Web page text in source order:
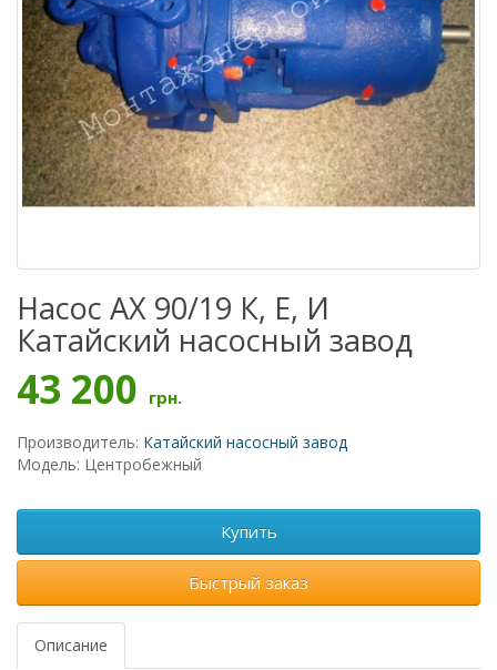
Насос АХ 90/19 К, Е, И
Катайский насосный завод
43 200 грн.
Производитель: Катайский насосный завод
Модель: Центробежный
Купить
Быстрый заказ
Описание